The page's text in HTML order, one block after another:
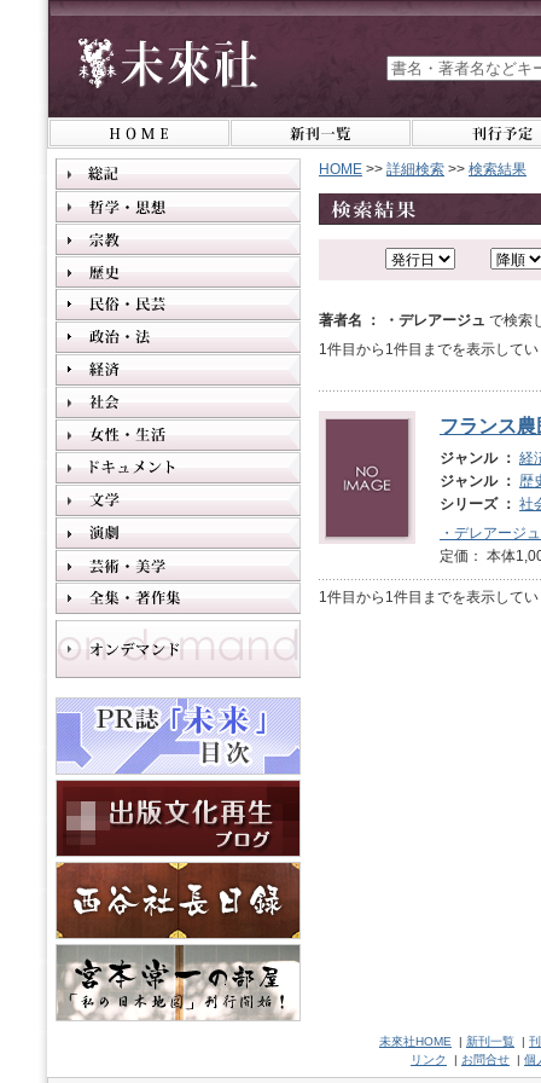
HOME >> 詳細検索 >> 検索結果
著者名 ： ・デレアージュ で検索
1件目から1件目までを表示して
フランス農
ジャンル ： 経
ジャンル ： 歴
シリーズ ： 社
・デレアージュ
定価： 本体
1件目から1件目までを表示して
未來社HOME | 新刊一覧 |
リンク
| お問合せ | 個